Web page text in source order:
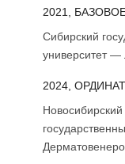
2021,
Сибирский
университет
2024,